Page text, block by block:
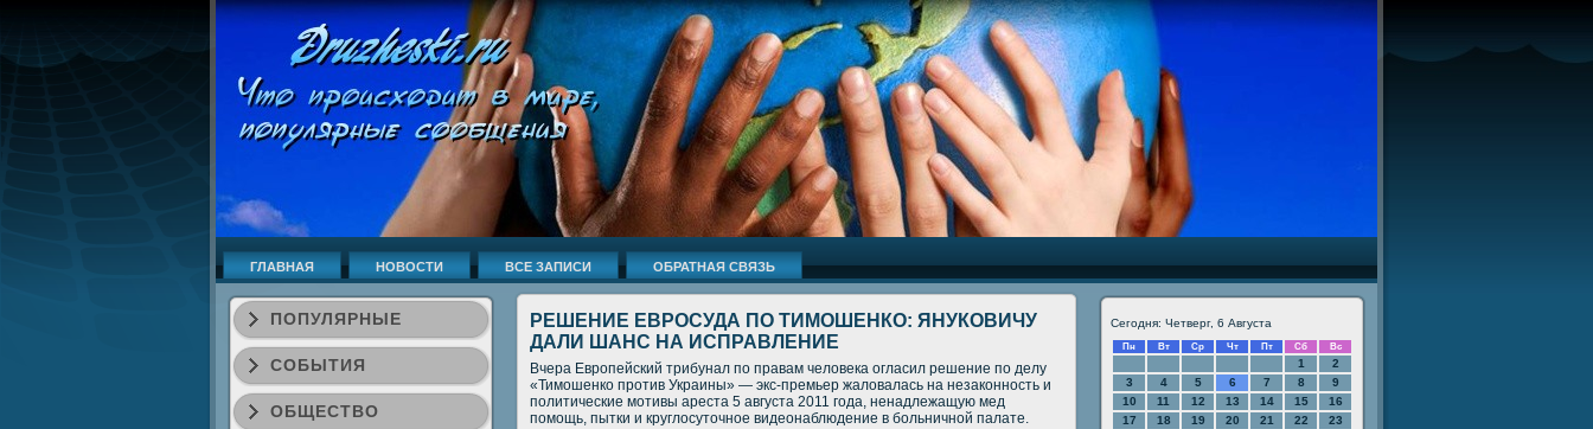
ГЛАВНАЯ НОВОСТИ ВСЕ ЗАПИСИ ОБРАТНАЯ СВЯЗЬ
ПОПУЛЯРНЫЕ
СОБЫТИЯ
ОБЩЕСТВО
РЕШЕНИЕ ЕВРОСУДА ПО ТИМОШЕНКО: ЯНУКОВИЧУ
ДАЛИ ШАНС НА ИСПРАВЛЕНИЕ
Вчера Европейский трибунал по правам человека огласил решение по делу
«Тимошенко против Украины» — экс-премьер жаловалась на незаконность и
политические мотивы ареста 5 августа 2011 года, ненадлежащую мед
помощь, пытки и круглосуточное видеонаблюдение в больничной палате.
Сегодня: Четверг, 6 Августа
Пн Вт Ср Чт Пт Сб Вс
1
2
3
4 5 6 7 8
9
10
11 12 13 14 15
16
17
18 19 20 21 22
23